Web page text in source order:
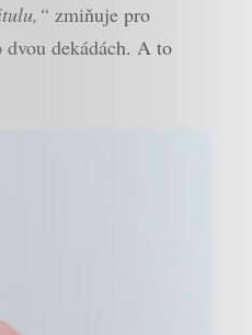
zmiňuje pro
dvou dekádách. A to